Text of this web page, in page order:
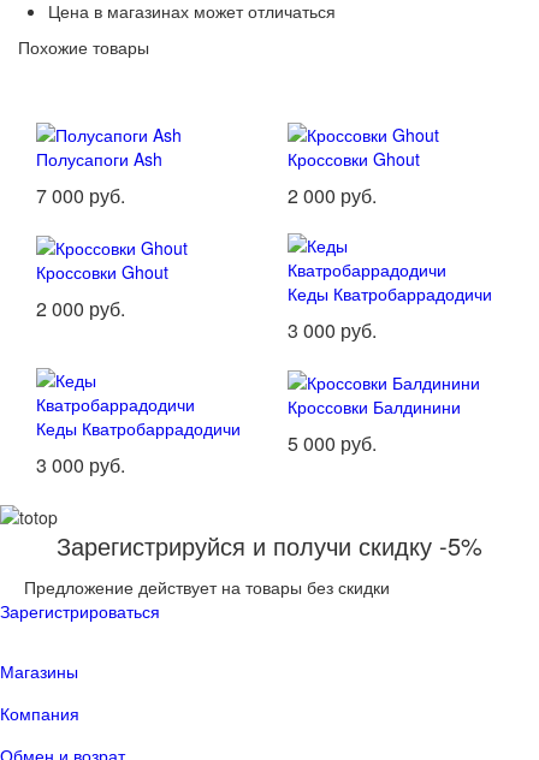
Цена в магазинах может отличаться
Похожие товары
Полусапоги Ash
7 000 руб.
Кроссовки Ghout
2 000 руб.
Кроссовки Ghout
2 000 руб.
Кеды Кватробаррадодичи
3 000 руб.
Кеды Кватробаррадодичи
3 000 руб.
Кроссовки Балдинини
5 000 руб.
Зарегистрируйся и получи скидку -5%
Предложение действует на товары без скидки
Зарегистрироваться
Магазины
Компания
Обмен и возрат